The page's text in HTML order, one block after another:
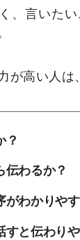
、言いた
が高い人は、
？
伝わるか？
がわかりや
すと伝わり